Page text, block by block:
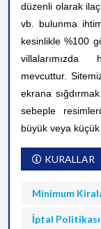
düzenli olarak
vb. bulunma
kesinlikle %100
mevcuttur.
ekrana
sebeple
büyük veya
KURALLAR
Minimum
İptal Politikası